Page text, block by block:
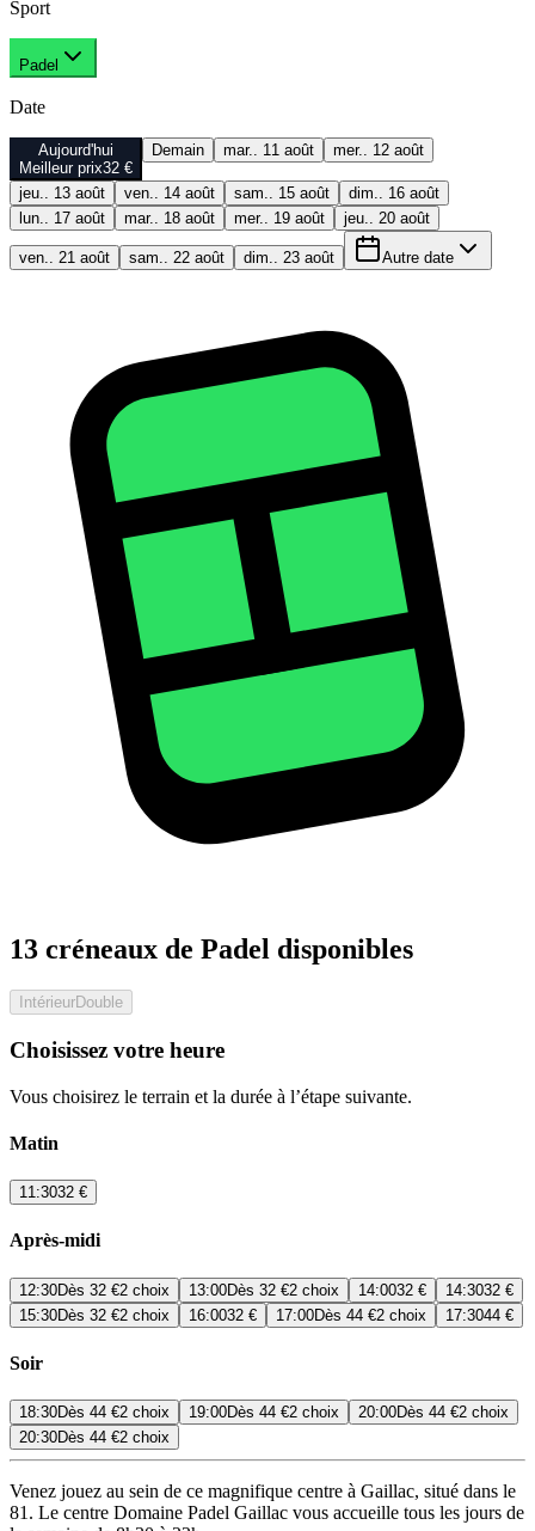
Sport
Padel
Date
Aujourd'hui
Meilleur prix32 €
Demain mar.. 11 août mer.. 12 août
jeu.. 13 août ven.. 14 août sam.. 15 août
dim.. 16 août
lun.. 17 août
mar.. 18 août mer.. 19 août jeu.. 20 août
ven.. 21 août sam.. 22 août dim.. 23 août Autre date
13 créneaux de Padel disponibles
IntérieurDouble
Choisissez votre heure
Vous choisirez le terrain et la durée à l’étape suivante.
Matin
11:3032 €
Après-midi
12:30Dès 32 €2 choix 13:00Dès 32 €2 choix 14:0032 € 14:3032 €
15:30Dès 32 €2 choix 16:0032 € 17:00Dès 44 €2 choix 17:3044 €
Soir
18:30Dès 44 €2 choix 19:00Dès 44 €2 choix 20:00Dès 44 €2 choix
20:30Dès 44 €2 choix
Venez jouez au sein de ce magnifique centre à Gaillac, situé dans le
81. Le centre Domaine Padel Gaillac vous accueille tous les jours de